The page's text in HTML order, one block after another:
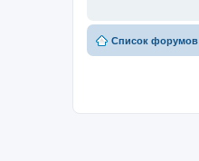
Список форумов